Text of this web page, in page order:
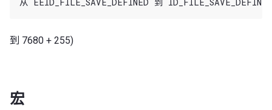
到 7680 + 255)
宏